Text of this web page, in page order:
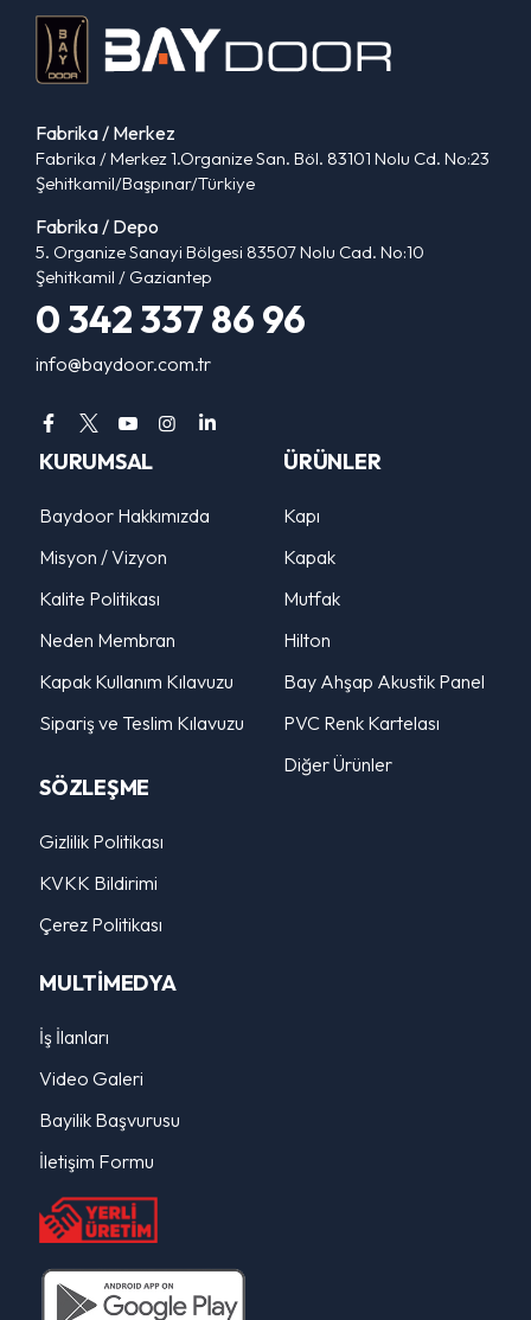
Fabrika / Merkez
Fabrika / Merkez 1.Organize San. Böl. 83101 Nolu Cd. No:23
Şehitkamil/Başpınar/Türkiye
Fabrika / Depo
5. Organize Sanayi Bölgesi 83507 Nolu Cad. No:10
Şehitkamil / Gaziantep
0 342 337 86 96
info@baydoor.com.tr
KURUMSAL
Baydoor Hakkımızda
Misyon / Vizyon
Kalite Politikası
Neden Membran
Kapak Kullanım Kılavuzu
Sipariş ve Teslim Kılavuzu
SÖZLEŞME
Gizlilik Politikası
KVKK Bildirimi
Çerez Politikası
ÜRÜNLER
Kapı
Kapak
Mutfak
Hilton
Bay Ahşap Akustik Panel
PVC Renk Kartelası
Diğer Ürünler
MULTİMEDYA
İş İlanları
Video Galeri
Bayilik Başvurusu
İletişim Formu